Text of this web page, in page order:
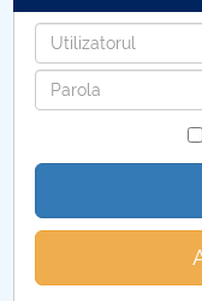
Utilizatorul
Parola